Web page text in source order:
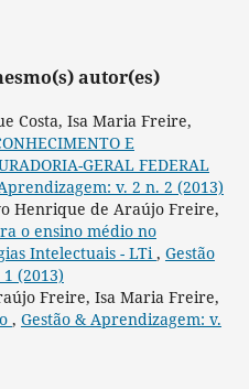
autor(es)
Costa, Isa Maria Freire,
E
GERAL FEDERAL
v. 2 n. 2 (2013)
Henrique de Araújo Freire,
o ensino médio no
Intelectuais - LTi , Gestão
(2013)
Freire, Isa Maria Freire,
, Gestão & Aprendizagem: v.